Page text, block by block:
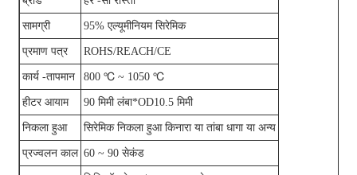
सामग्री 95% एल्यूमीनियम सिरेमिक
प्रमाण पत्र ROHS/REACH/CE
कार्य -तापमान 800 ℃ ~ 1050 ℃
हीटर आयाम 90 मिमी लंबा*OD10.5 मिमी
निकला हुआ सिरेमिक निकला हुआ किनारा या तांबा धागा या अन्य
प्रज्वलन काल 60 ~ 90 सेकंड